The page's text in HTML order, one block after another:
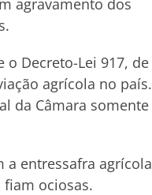
agravamento dos
o Decreto-Lei 917, de
agrícola no país.
da Câmara somente
a entressafra agrícola
ociosas.